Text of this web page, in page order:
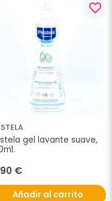
favorite_border
gel lavante suave,
€
Añadir al carrito